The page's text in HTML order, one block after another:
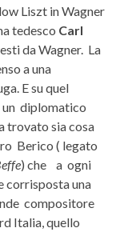
Liszt in Wagner
tedesco Carl
da Wagner. La
a una
E su quel
un diplomatico
trovato sia cosa
Berico ( legato
) che a ogni
corrisposta una
compositore
Italia, quello